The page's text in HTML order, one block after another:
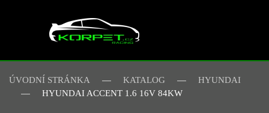
Skip to main content
ÚVODNÍ STRÁNKA KATALOG
HYUNDAI
HYUNDAI ACCENT 1.6 16V 84KW